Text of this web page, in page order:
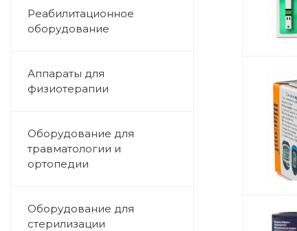
Реабилитационное
оборудование
Аппараты для
физиотерапии
Оборудование для
травматологии и
ортопедии
Оборудование для
стерилизации